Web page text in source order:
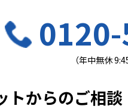
（年中無休
トからのご相